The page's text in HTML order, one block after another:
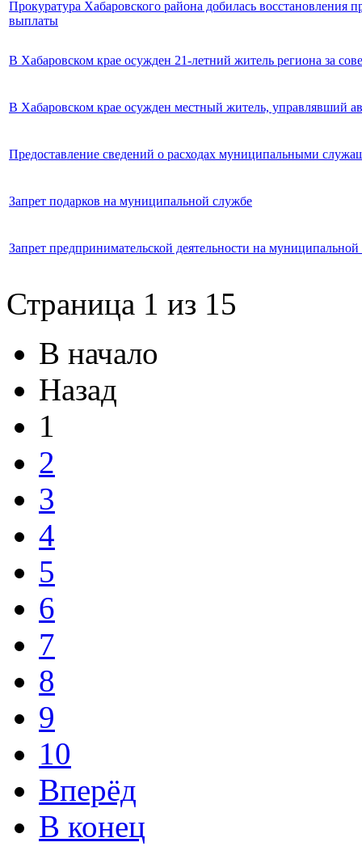
Прокуратура Хабаровского района добилась
выплаты
В Хабаровском крае осужден 21-летний житель региона за
В Хабаровском крае осужден местный житель, управлявший
Предоставление сведений о расходах муниципальными
Запрет подарков на муниципальной службе
Запрет предпринимательской деятельности на
Страница 1 из 15
В начало
Назад
1
2
3
4
5
6
7
8
9
10
Вперёд
В конец